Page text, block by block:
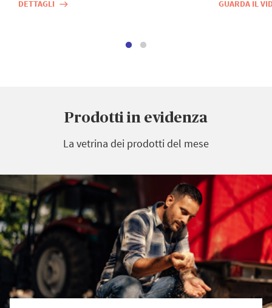
DETTAGLI east GUARDA IL
Prodotti in evidenza
La vetrina dei prodotti del mese